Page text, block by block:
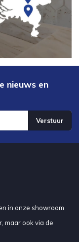
nieuws en
Verstuur
in onze showroom
maar ook via de